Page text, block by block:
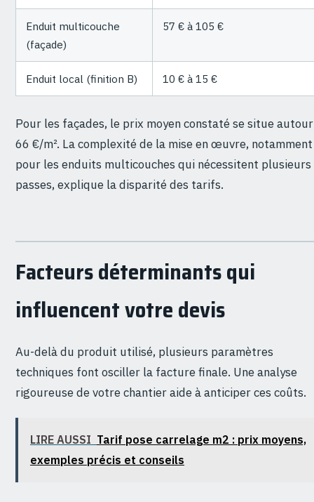
Enduit multicouche
(façade)
57 € à 105 €
Enduit local (finition B) 10 € à 15 €
Pour les façades, le prix moyen constaté se situe
66 €/m². La complexité de la mise en œuvre, notamment
pour les enduits multicouches qui nécessitent plusieurs
passes, explique la disparité des tarifs.
Facteurs déterminants qui
influencent votre devis
Au-delà du produit utilisé, plusieurs paramètres
techniques font osciller la facture finale. Une analyse
rigoureuse de votre chantier aide à anticiper ces coûts.
LIRE AUSSI Tarif pose carrelage m2 : prix moyens,
exemples précis et conseils